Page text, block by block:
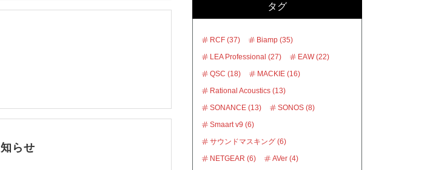
らせ
タグ
RCF (37)
Biamp (35)
LEA Professional (27)
EAW (22)
QSC (18)
MACKIE (16)
Rational Acoustics (13)
SONANCE (13)
SONOS (8)
Smaart v9 (6)
サウンドマスキング (6)
NETGEAR (6)
AVer (4)